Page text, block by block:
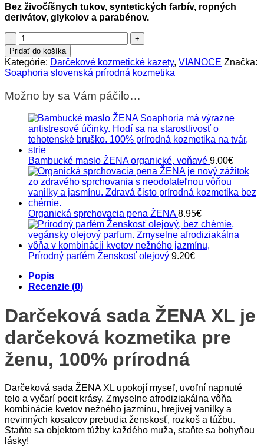
Bez živočíšnych tukov, syntetických farbív, ropných
derivátov, glykolov a parabénov.
množstvo
Darčeková
sada
ŽENA
XL
Soaphoria
Pridať do košíka
Kategórie: Darčekové kozmetické kazety, VIANOCE Značka:
Soaphoria slovenská prírodná kozmetika
Možno by sa Vám páčilo…
Bambucké maslo ŽENA organické, voňavé 9.00€
Organická sprchovacia pena ŽENA 8.95€
Prírodný parfém Ženskosť olejový 9.20€
Popis
Recenzie (0)
Darčeková sada ŽENA XL je
darčeková kozmetika pre
ženu, 100% prírodná
Darčeková sada ŽENA XL upokojí myseľ, uvoľní napnuté
telo a vyčarí pocit krásy. Zmyselne afrodiziakálna vôňa
kombinácie kvetov nežného jazmínu, hrejivej vanilky a
nevinných kosatcov prebudia ženskosť, rozkoš a túžbu.
Staňte sa objektom túžby každého muža, staňte sa bohyňou
lásky!